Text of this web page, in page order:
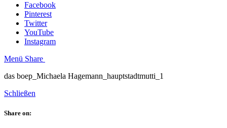
Facebook
Pinterest
Twitter
YouTube
Instagram
Menü Share
das boep_Michaela Hagemann_hauptstadtmutti_1
Schließen
Share on: